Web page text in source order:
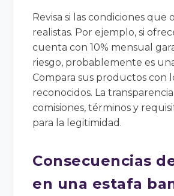
Revisa si las condiciones que
realistas. Por ejemplo, si
cuenta con 10% mensual
riesgo, probablemente es
Compara sus productos con
reconocidos. La
comisiones, términos y
para la legitimidad.
Consecuencias
en una estafa